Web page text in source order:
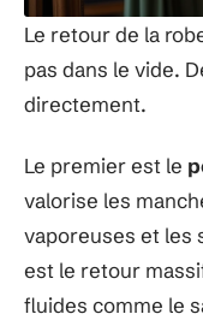
Le retour de la
pas dans le vide.
directement.
Le premier est le
valorise les
vaporeuses et les
est le retour
fluides comme le